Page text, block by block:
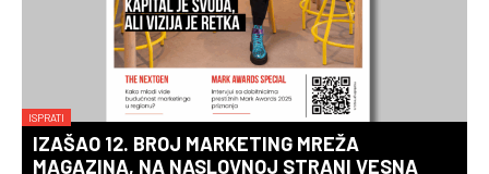
ISPRATI
IZAŠAO 12. BROJ MARKETING MREŽA
MAGAZINA, NA NASLOVNOJ STRANI VESNA